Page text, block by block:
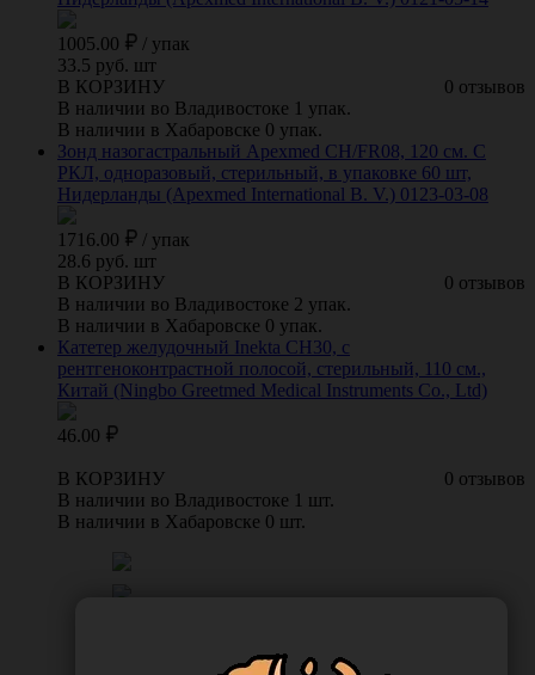
1005.00 / упак
33.5 руб. шт
0 отзывов
В КОРЗИНУ
В наличии во Владивостоке 1 упак.
В наличии в Хабаровске 0 упак.
Зонд назогастральный Apexmed СН/FR08, 120 см. С
РКЛ, одноразовый, стерильный, в упаковке 60 шт,
Нидерланды (Apexmed International B. V.) 0123-03-08
1716.00 / упак
28.6 руб. шт
0 отзывов
В КОРЗИНУ
В наличии во Владивостоке 2 упак.
В наличии в Хабаровске 0 упак.
Катетер желудочный Inekta CH30, с
рентгеноконтрастной полосой, стерильный, 110 см.,
Китай (Ningbo Greetmed Medical Instruments Co., Ltd)
46.00
0 отзывов
В КОРЗИНУ
В наличии во Владивостоке 1 шт.
В наличии в Хабаровске 0 шт.